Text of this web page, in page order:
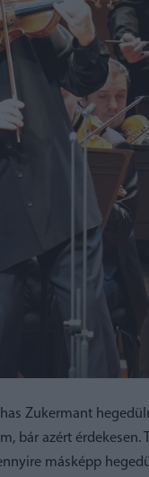
Zukermant
bár azért érdekesen.
másképp